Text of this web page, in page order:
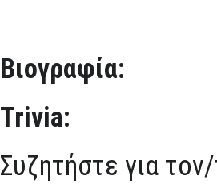
Βιογραφία:
Trivia:
Συζητήστε για